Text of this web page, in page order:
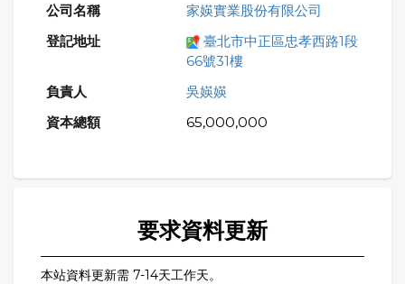
家媖實業股份有限公司
臺北市中正區忠孝西路1段
66號31樓
吳媖媖
65,000,000
要求資料更新
本站資料更新需 7-14天工作天。